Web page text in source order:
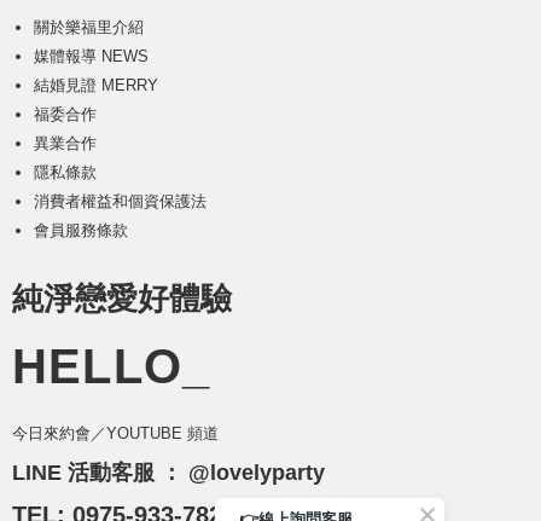
關於樂福里介紹
媒體報導 NEWS
結婚見證 MERRY
福委合作
異業合作
隱私條款
消費者權益和個資保護法
會員服務條款
純淨戀愛好體驗
HELLO_
今日來約會／YOUTUBE 頻道
LINE 活動客服 ： @lovelyparty
TEL: 0975-933-782